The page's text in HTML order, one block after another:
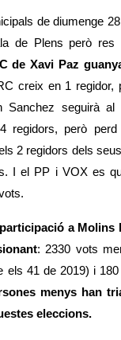
de diumenge
de Plens però
de Xavi Paz
creix en 1 regidor,
seguirà al
regidors, però
2 regidors dels
I el PP i VOX es
a Molins
: 2330 vots
els 41 de 2019) i
menys han
eleccions.